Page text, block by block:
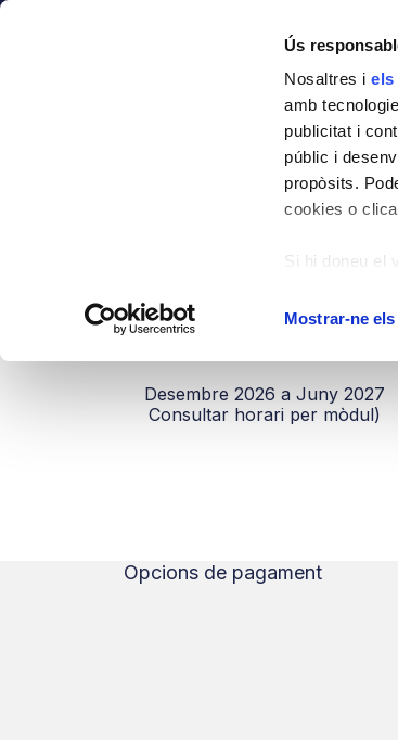
Ús
Nosaltres iels
amb
publicitat i
públic i
propòsits.
cookies o
Si hi doneu el
diversos
Obtingueu
a la secció de
trànsit del
altres dades
Mostrar-ne
Societat
Desembre
Postgrau en Cirurgia
Postgrau
Desembre 2026 a Juny 2027
Consultar horari per mòdul)
Opcions de pagament